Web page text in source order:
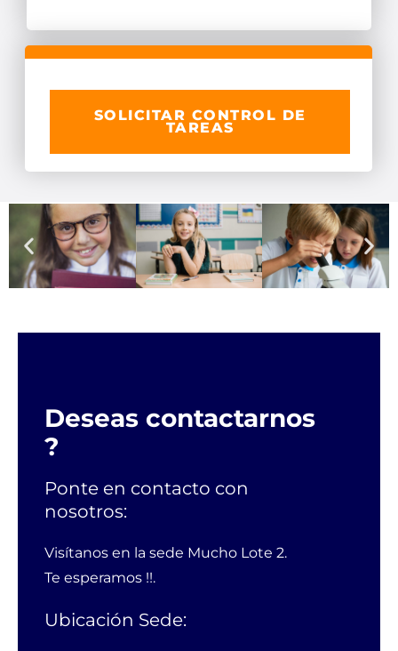
SOLICITAR CONTROL DE
TAREAS
Deseas contactarnos
?
Ponte en contacto con
nosotros:
Visítanos en la sede Mucho Lote 2.
Te esperamos !!.
Ubicación Sede: